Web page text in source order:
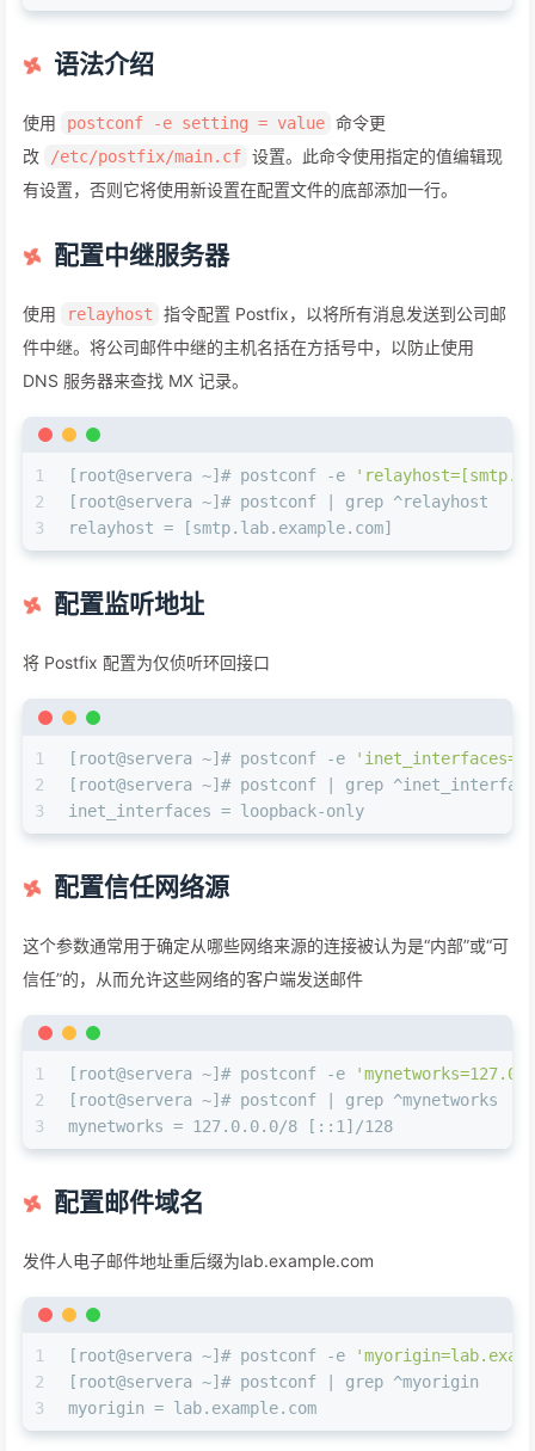
语法介绍
使用 postconf -e setting = value 命令更
改
/etc/postfix/main.cf 设置。此命令使用指定的值编辑现
有设置，否则它将使用新设置在配置文件的底部添加一行。
配置中继服务器
使用 relayhost
指令配置 Postfix，以将所有消息发送到公司邮
件中继。将公司邮件中继的主机名括在方括号中，以防止使用
DNS 服务器来查找 MX 记录。
1
2
3
[root@servera ~]# postconf -e
[root@servera ~]# postconf | grep ^relayhost
relayhost = [smtp.lab.example.com]
配置监听地址
将 Postfix 配置为仅侦听环回接口
1
2
3
[root@servera ~]# postconf -e
[root@servera ~]# postconf | grep
inet_interfaces = loopback-only
配置信任网络源
这个参数通常用于确定从哪些网络来源的连接被认为是“内部”或“可
信任”的，从而允许这些网络的客户端发送邮件
1
2
3
[root@servera ~]# postconf -e
[root@servera ~]# postconf | grep ^mynetworks
mynetworks = 127.0.0.0/8 [::1]/128
配置邮件域名
发件人电子邮件地址重后缀为lab.example.com
1
2
3
[root@servera ~]# postconf -e
[root@servera ~]# postconf | grep ^myorigin
myorigin = lab.example.com